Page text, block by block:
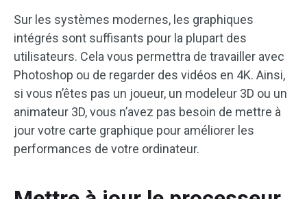
Sur les systèmes modernes, les graphiques
intégrés sont suffisants pour la plupart des
utilisateurs. Cela vous permettra de travailler avec
Photoshop ou de regarder des vidéos en 4K. Ainsi,
si vous n’êtes pas un joueur, un modeleur 3D ou un
animateur 3D, vous n’avez pas besoin de mettre à
jour votre carte graphique pour améliorer les
performances de votre ordinateur.